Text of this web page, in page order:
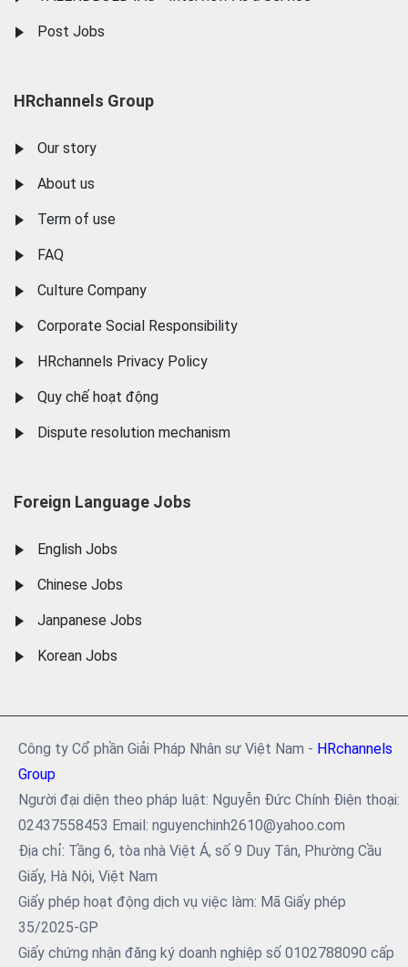
Post Jobs
HRchannels Group
Our story
About us
Term of use
FAQ
Culture Company
Corporate Social Responsibility
HRchannels Privacy Policy
Quy chế hoạt động
Dispute resolution mechanism
Foreign Language Jobs
English Jobs
Chinese Jobs
Janpanese Jobs
Korean Jobs
Công ty Cổ phần Giải Pháp Nhân sự Việt Nam - HRchannels
Group
Người đại diện theo pháp luật: Nguyễn Đức Chính Điện thoại:
02437558453 Email: nguyenchinh2610@yahoo.com
Địa chỉ: Tầng 6, tòa nhà Việt Á, số 9 Duy Tân, Phường Cầu
Giấy, Hà Nội, Việt Nam
Giấy phép hoạt động dịch vụ việc làm: Mã Giấy phép
35/2025-GP
Giấy chứng nhận đăng ký doanh nghiệp số 0102788090 cấp